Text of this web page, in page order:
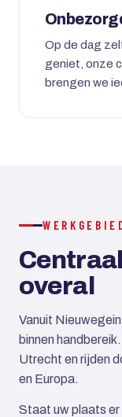
Op de dag
geniet, onze
brengen we
overal
Vanuit
binnen
Utrecht en rijden
en Europa.
Staat uw plaats er